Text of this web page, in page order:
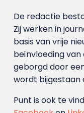
De redactie
Zij werken in
basis van vrije
beïnvloeding van
geborgd door
wordt bijgestaan
Punt is ook te